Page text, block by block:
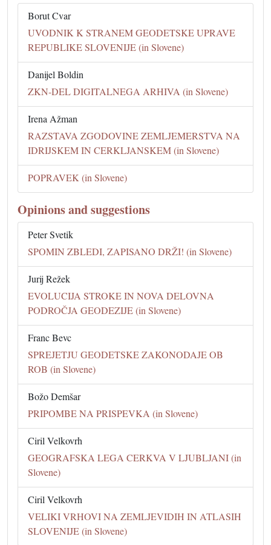
Borut Cvar
UVODNIK K STRANEM GEODETSKE UPRAVE
REPUBLIKE SLOVENIJE (in Slovene)
Danijel Boldin
ZKN-DEL DIGITALNEGA ARHIVA (in Slovene)
Irena Ažman
RAZSTAVA ZGODOVINE ZEMLJEMERSTVA NA
IDRIJSKEM IN CERKLJANSKEM (in Slovene)
POPRAVEK (in Slovene)
Opinions and suggestions
Peter Svetik
SPOMIN ZBLEDI, ZAPISANO DRŽI! (in Slovene)
Jurij Režek
EVOLUCIJA STROKE IN NOVA DELOVNA
PODROČJA GEODEZIJE (in Slovene)
Franc Bevc
SPREJETJU GEODETSKE ZAKONODAJE OB
ROB (in Slovene)
Božo Demšar
PRIPOMBE NA PRISPEVKA (in Slovene)
Ciril Velkovrh
GEOGRAFSKA LEGA CERKVA V LJUBLJANI (in
Slovene)
Ciril Velkovrh
VELIKI VRHOVI NA ZEMLJEVIDIH IN ATLASIH
SLOVENIJE (in Slovene)